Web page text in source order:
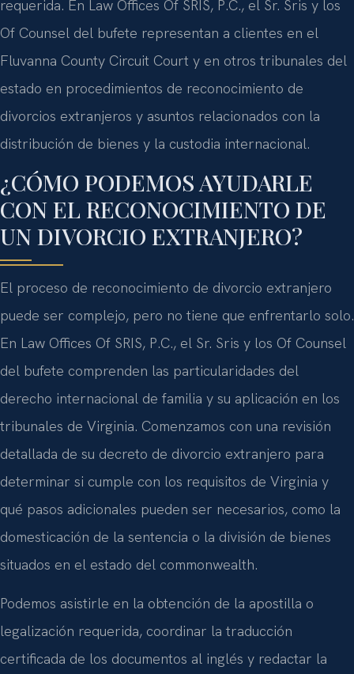
requerida. En Law Offices Of SRIS, P.C., el Sr. Sris y los
Of Counsel del bufete representan a clientes en el
Fluvanna County Circuit Court y en otros tribunales del
estado en procedimientos de reconocimiento de
divorcios extranjeros y asuntos relacionados con la
distribución de bienes y la custodia internacional.
¿CÓMO PODEMOS AYUDARLE
CON EL RECONOCIMIENTO DE
UN DIVORCIO EXTRANJERO?
El proceso de reconocimiento de divorcio extranjero
puede ser complejo, pero no tiene que enfrentarlo solo.
En Law Offices Of SRIS, P.C., el Sr. Sris y los Of Counsel
del bufete comprenden las particularidades del
derecho internacional de familia y su aplicación en los
tribunales de Virginia. Comenzamos con una revisión
detallada de su decreto de divorcio extranjero para
determinar si cumple con los requisitos de Virginia y
qué pasos adicionales pueden ser necesarios, como la
domesticación de la sentencia o la división de bienes
situados en el estado del commonwealth.
Podemos asistirle en la obtención de la apostilla o
legalización requerida, coordinar la traducción
certificada de los documentos al inglés y redactar la